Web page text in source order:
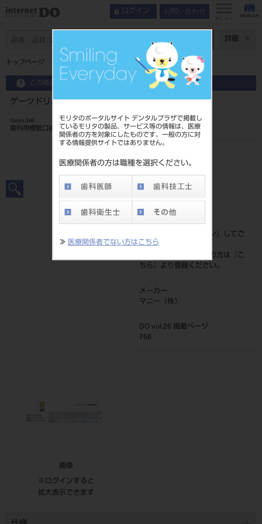
モリタのポータルサイト デンタルプラザで掲載し
ているモリタの製品、サービス等の情報は、医療
関係者の方を対象にしたものです。一般の方に対
する情報提供サイトではありません。
医療関係者の方は職種を選択ください。
≫ 医療関係者でない方はこちら
ログイン お問い合わせ
メニュー
詳細
トップページ ゲーツドリル 32mm 6入 ＃1～6
この商品に関するお問い合わせ
ゲーツドリル 32mm 6入 ＃1～6
Gates Drill
歯科用根管口拡大ドリル
2023901441-6
JAN/EANコード
標準価格
ログイン
』してご
覧ください。
ネット会員登録がまだの方は『
こ
ちら
』より登録ください。
メーカー
マニー（株）
DO vol.26 掲載ページ
766
画像
※ログインすると
拡大表示できます